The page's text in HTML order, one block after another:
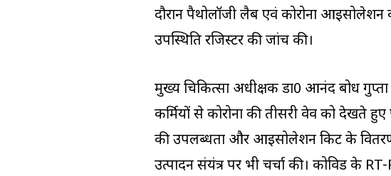
दौरान पैथोलॉजी लैब एवं कोरोना आइसोलेशन
उपस्थिति रजिस्टर की जांच की।
मुख्य चिकित्सा अधीक्षक डा0 आनंद बोध
कर्मियों से कोरोना की तीसरी वेव को देखते
की उपलब्धता और आइसोलेशन किट के वितरण
उत्पादन संयंत्र पर भी चर्चा की। कोविड के